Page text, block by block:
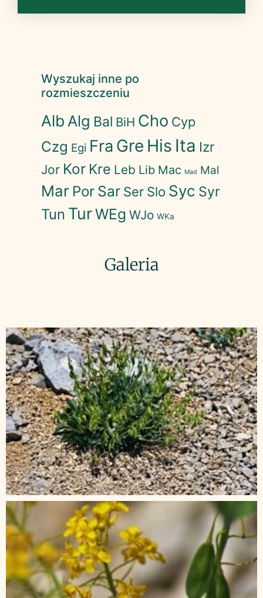
Wyszukaj inne po
rozmieszczeniu
Alb Alg Bal BiH Cho Cyp
Czg Egi Fra Gre His Ita Izr
Jor Kor Kre Leb Lib Mac Mad Mal
Mar Por Sar Ser Slo Syc Syr
Tun TurWEg WJo WKa
Galeria